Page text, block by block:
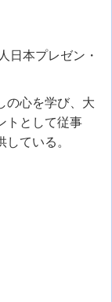
日本プレゼン・
の心を学び、大
トとして従事
ている。